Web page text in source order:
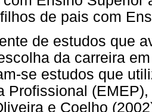
de pais com
de estudos que
da carreira
se estudos que
Profissional
e Coelho